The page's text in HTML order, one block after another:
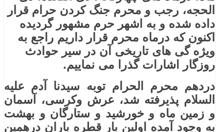
الحجه، رجب و محرم جنگ کردن حرام قرار
داده شده و به اشهر حرم مشهور گردیده
اکنون که درماه محرم قرار داریم راجع به
ویژه گی های تاریخی آن در سیر حوادث
روزگار اشارات گذرا می نماییم.
دردهم محرم الحرام توبه سیدنا آدم عليه
‌السلام پذیرفته شد، عرش وکرسی، آسمان
و زمین ماه و خورشید و ستارگان و بهشت
به وجود آمده اولین بار قطره باران درهمین